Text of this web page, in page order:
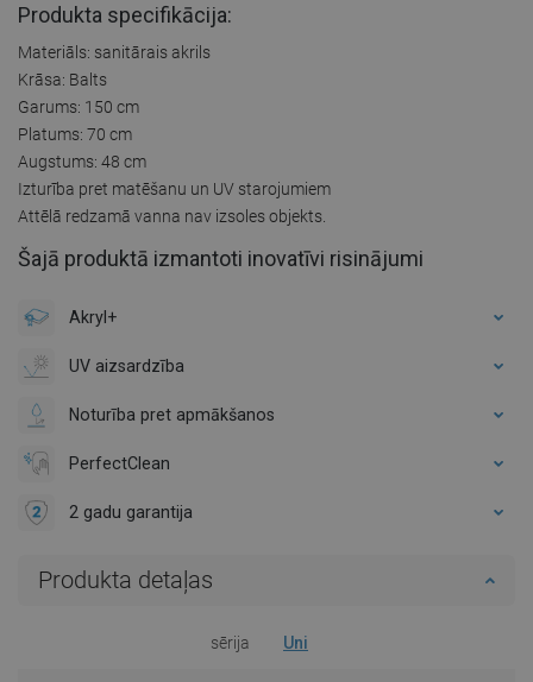
Produkta specifikācija:
Materiāls: sanitārais akrils
Krāsa: Balts
Garums: 150 cm
Platums: 70 cm
Augstums: 48 cm
Izturība pret matēšanu un UV starojumiem
Attēlā redzamā vanna nav izsoles objekts.
Šajā produktā izmantoti inovatīvi risinājumi
Akryl+
UV aizsardzība
Noturība pret apmākšanos
PerfectClean
2 gadu garantija
Produkta detaļas
sērija Uni